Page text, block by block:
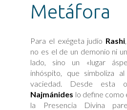
Metáfora
Para el exégeta judío Rashi
no es el de un demonio ni
lado, sino un «lugar
inhóspito, que simboliza
vaciedad. Desde esta
Najmánides lo define como
la Presencia Divina